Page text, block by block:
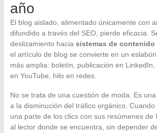
año
El blog aislado, alimentado únicamente con
difundido a través del SEO, pierde eficacia.
deslizamiento hacia sistemas de contenido
el artículo de blog se convierte en un
más amplia: boletín, publicación en
en YouTube, hilo en redes.
No se trata de una cuestión de moda. Es
a la disminución del tráfico orgánico.
una parte de los clics con sus resúmenes de
al lector donde se encuentra, sin depender